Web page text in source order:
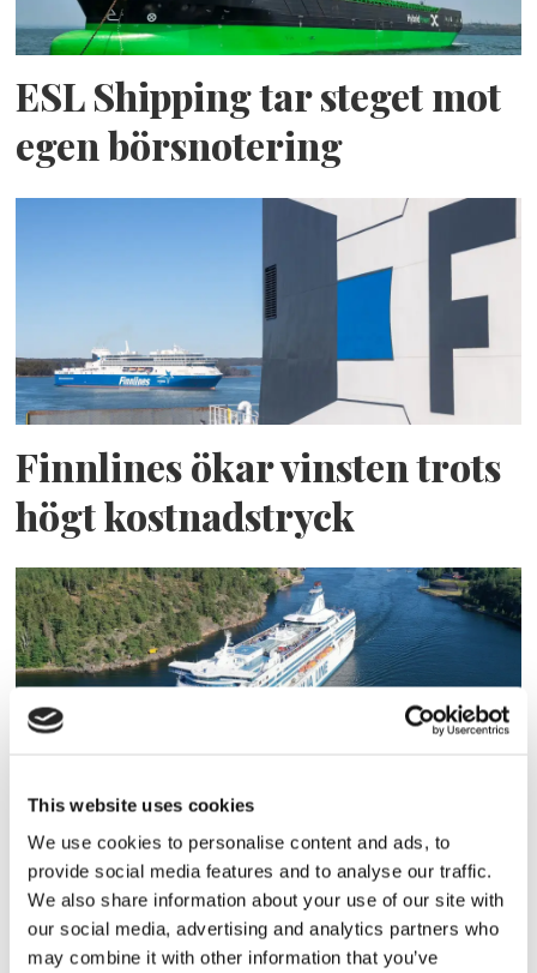
This website uses cookies
We use cookies to personalise content and ads, to
provide social media features and to analyse our traffic.
We also share information about your use of our site with
our social media, advertising and analytics partners who
may combine it with other information that you’ve
ESL Shipping tar steget mot
egen börsnotering
Finnlines ökar vinsten trots
högt kostnadstryck
Tallink lyfter halvåret trots
pressade kostnader